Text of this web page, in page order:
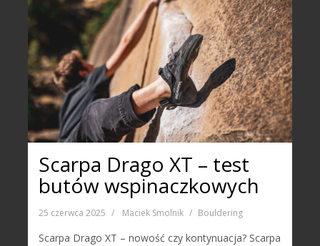
Scarpa Drago XT – test
butów wspinaczkowych
25 czerwca 2025 Maciek Smolnik Bouldering
Scarpa Drago XT – nowość czy kontynuacja? Scarpa